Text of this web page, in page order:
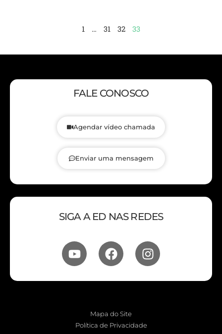
1 … 31 32 33
FALE CONOSCO
Agendar vídeo chamada
Enviar uma mensagem
SIGA A ED NAS REDES
Mapa do Site
Política de Privacidade